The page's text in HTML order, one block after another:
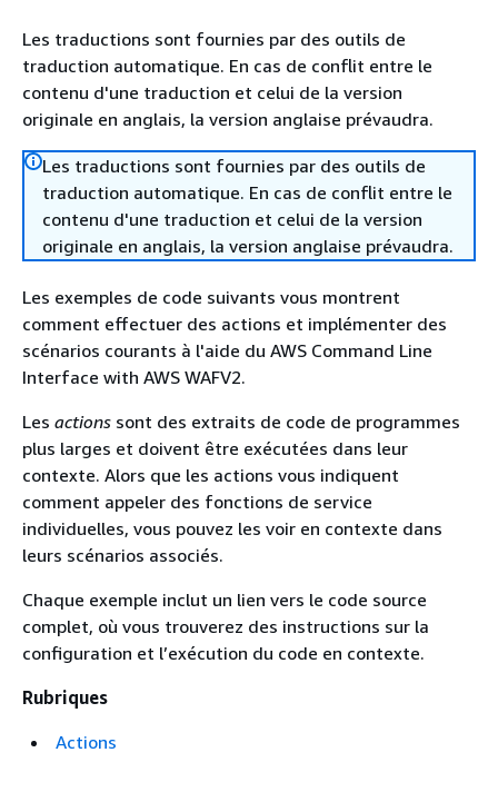
Les traductions sont fournies par des outils de
traduction automatique. En cas de conflit entre le
contenu d'une traduction et celui de la version
originale en anglais, la version anglaise prévaudra.
Les traductions sont fournies par des outils de
traduction automatique. En cas de conflit entre le
contenu d'une traduction et celui de la version
originale en anglais, la version anglaise prévaudra.
Les exemples de code suivants vous montrent
comment effectuer des actions et implémenter des
scénarios courants à l'aide du AWS Command Line
Interface with AWS WAFV2.
Les actions sont des extraits de code de programmes
plus larges et doivent être exécutées dans leur
contexte. Alors que les actions vous indiquent
comment appeler des fonctions de service
individuelles, vous pouvez les voir en contexte dans
leurs scénarios associés.
Chaque exemple inclut un lien vers le code source
complet, où vous trouverez des instructions sur la
configuration et l’exécution du code en contexte.
Rubriques
Actions